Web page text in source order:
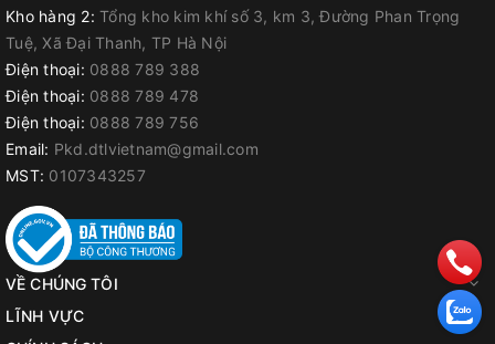
Kho hàng 2: Tổng kho kim khí số 3, km 3, Đường Phan Trọng
Tuệ, Xã Đại Thanh, TP Hà Nội
Điện thoại: 0888 789 388
Điện thoại: 0888 789 478
Điện thoại: 0888 789 756
Email: Pkd.dtlvietnam@gmail.com
MST: 0107343257
VỀ CHÚNG TÔI
LĨNH VỰC